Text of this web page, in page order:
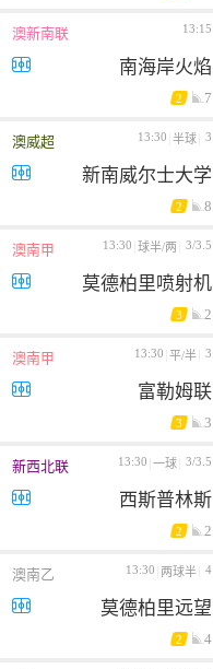
澳新南联 13:15
南海岸火焰
2 7
澳威超 13:30 半球 3
新南威尔士大学
2 8
澳南甲 13:30 球半/两 3/3.5
莫德柏里喷射机
3 2
澳南甲 13:30 平/半 3
富勒姆联
3 3
新西北联 13:30 一球 3/3.5
西斯普林斯
2 2
澳南乙 13:30 两球半 4
莫德柏里远望
2 4